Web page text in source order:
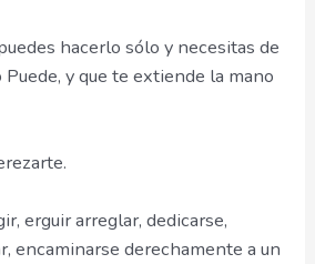
hacerlo sólo y necesitas de
y que te extiende la mano
erguir arreglar, dedicarse,
encaminarse derechamente a un